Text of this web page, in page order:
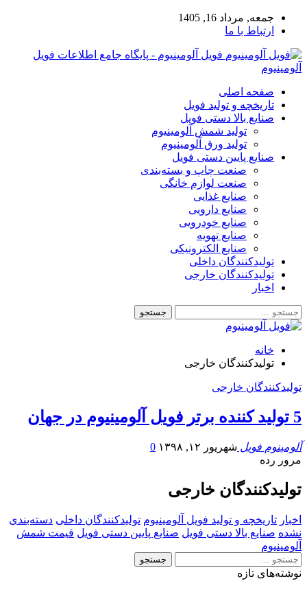
جمعه, مرداد 16, 1405
ارتباط با ما
فویل آلومینیوم - پایگاه جامع اطلاعات فویل
آلومینیوم
صفحه اصلی
تاریخچه و تولید فویل
صنایع بالا دستی فویل
تولید شمش آلومینیوم
تولید ورق آلومینیوم
صنایع پایین دستی فویل
صنعت چاپ و بسته‌بندی
صنعت لوازم خانگی
صنایع غذایی
صنایع دارویی
صنایع خودرویی
صنایع تهویه
صنایع الکترونیکی
تولیدکنندگان داخلی
تولیدکنندگان خارجی
اخبار
خانه
تولیدکنندگان خارجی
تولیدکنندگان خارجی
5 تولید کننده برتر فویل آلومینیوم در جهان
آلومینوم فویل شهریور ۱۲, ۱۳۹۸
0
مرور رده
تولیدکنندگان خارجی
اخبار تاریخچه و تولید فویل آلومینیوم تولیدکنندگان داخلی دسته‌بندی
نشده صنایع بالا دستی فویل صنایع پایین دستی فویل قیمت شمش
آلومینیوم
نوشته‌های تازه